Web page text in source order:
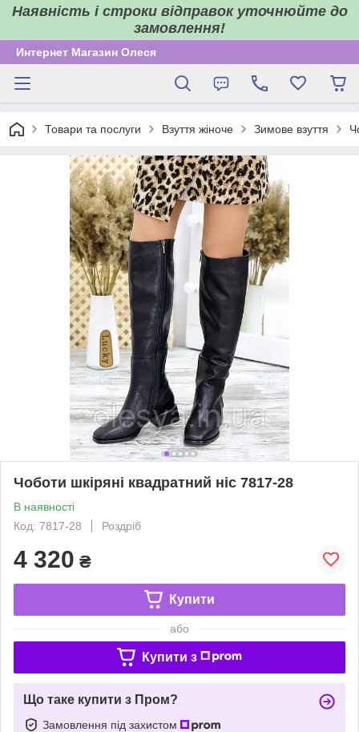
Наявність і строки відправок уточнюйте до
замовлення!
Интернет Магазин Олеся
Товари та послуги Взуття жіноче Зимове взуття
Чоботи шкіряні квадратний ніс 7817-28
В наявності
Код: 7817-28
Роздріб
4 320 ₴
Купити
або
Купити з
Що таке купити з Пром?
Замовлення під захистом